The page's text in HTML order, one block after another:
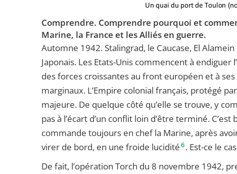
Comprendre. Comprendre pourquoi et
Marine, la France et les Alliés en guerre.
Automne 1942. Stalingrad, le Caucase, El
Japonais. Les Etats-Unis commencent à
des forces croissantes au front européen et à
marginaux. L’Empire colonial français, protégé
majeure. De quelque côté qu’elle se trouve, y
pas à l’écart d’un conflit loin d’être terminé.
commande toujours en chef la Marine, après
virer de bord, en une froide lucidité6. Est-ce le
De fait, l’opération Torch du 8 novembre 1942,